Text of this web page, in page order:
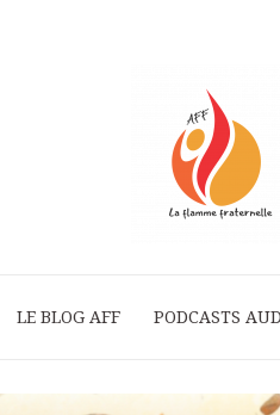
La
LE BLOG AFF PODCASTS